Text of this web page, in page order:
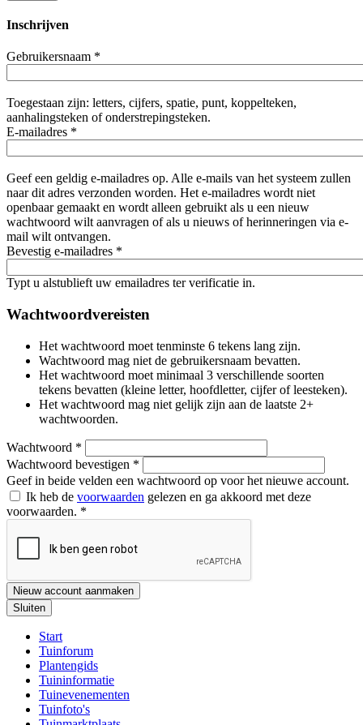
Inschrijven
Gebruikersnaam *
Toegestaan zijn: letters, cijfers, spatie, punt, koppelteken,
aanhalingsteken of onderstrepingsteken.
E-mailadres *
Geef een geldig e-mailadres op. Alle e-mails van het systeem zullen
naar dit adres verzonden worden. Het e-mailadres wordt niet
openbaar gemaakt en wordt alleen gebruikt als u een nieuw
wachtwoord wilt aanvragen of als u nieuws of herinneringen via e-
mail wilt ontvangen.
Bevestig e-mailadres *
Typt u alstublieft uw emailadres ter verificatie in.
Wachtwoordvereisten
Het wachtwoord moet tenminste 6 tekens lang zijn.
Wachtwoord mag niet de gebruikersnaam bevatten.
Het wachtwoord moet minimaal 3 verschillende soorten
tekens bevatten (kleine letter, hoofdletter, cijfer of leesteken).
Het wachtwoord mag niet gelijk zijn aan de laatste 2+
wachtwoorden.
Wachtwoord *
Wachtwoord bevestigen *
Geef in beide velden een wachtwoord op voor het nieuwe account.
Ik heb de voorwaarden gelezen en ga akkoord met deze
voorwaarden. *
Nieuw account aanmaken
Sluiten
Start
Tuinforum
Plantengids
Tuininformatie
Tuinevenementen
Tuinfoto's